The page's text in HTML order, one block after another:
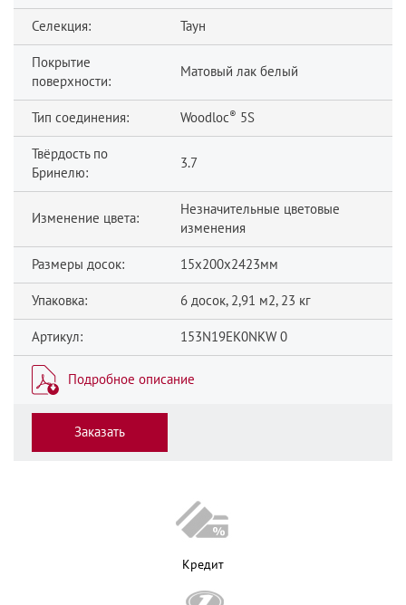
Селекция: Таун
Покрытие
поверхности:
Матовый лак белый
Тип соединения: Woodloc® 5S
Твёрдость по
Бринелю:
3.7
Изменение цвета:
Незначительные цветовые
изменения
Размеры досок: 15x200x2423мм
Упаковка: 6 досок, 2,91 м2, 23 кг
Артикул: 153N19EK0NKW 0
Подробное описание
Заказать
Кредит